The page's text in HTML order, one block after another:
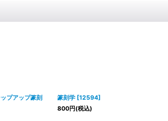
プアップ篆刻
篆刻学 [12594]
800円(税込)